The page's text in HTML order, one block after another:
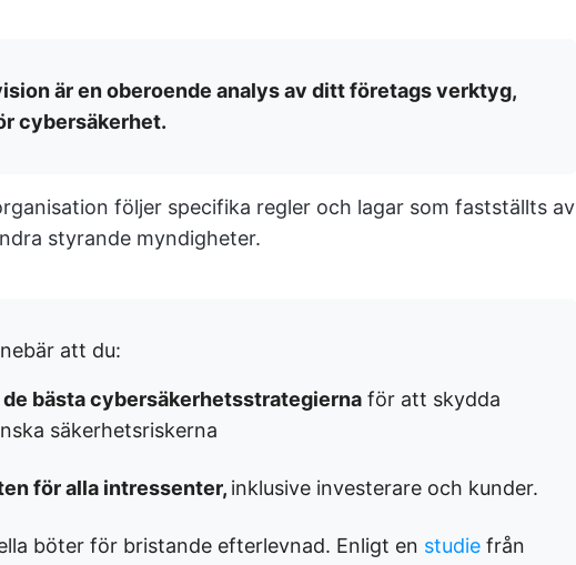
är en oberoende analys av ditt företags verktyg,
cybersäkerhet.
följer specifika regler och lagar som fastställts av
styrande myndigheter.
att du:
bästa cybersäkerhetsstrategierna för att skydda
säkerhetsriskerna
för alla intressenter, inklusive investerare och kunder.
böter för bristande efterlevnad. Enligt en studie från